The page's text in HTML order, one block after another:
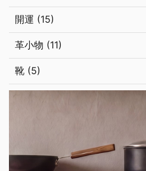
開運 (15)
革小物 (11)
靴 (5)